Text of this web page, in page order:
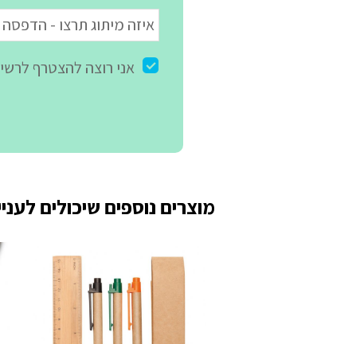
מוצרים נוספים שיכולים